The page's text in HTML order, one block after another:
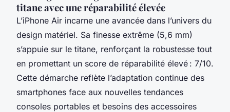
titane avec une réparabilité élevée
L’iPhone Air incarne une avancée dans l’univers du
design matériel. Sa finesse extrême (5,6 mm)
s’appuie sur le titane, renforçant la robustesse tout
en promettant un score de réparabilité élevé : 7/10.
Cette démarche reflète l’adaptation continue des
smartphones face aux nouvelles tendances
consoles portables et besoins des accessoires